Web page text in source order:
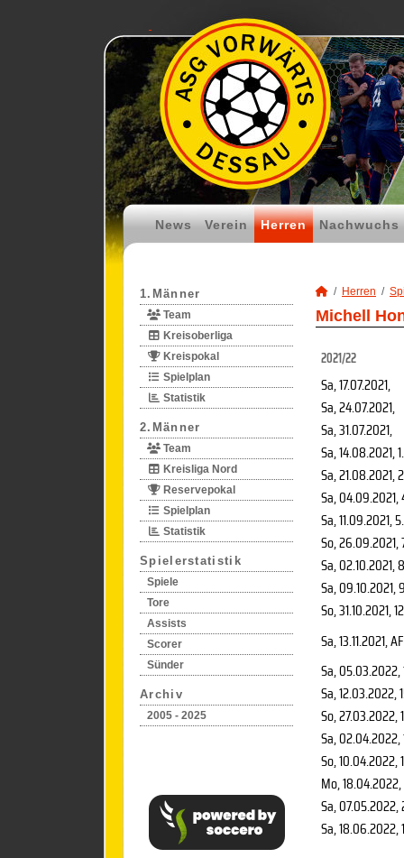
News Verein Herren Nachwuchs
1.Männer
Team
Kreisoberliga
Kreispokal
Spielplan
Statistik
2.Männer
Team
Kreisliga Nord
Reservepokal
Spielplan
Statistik
Spielerstatistik
Spiele
Tore
Assists
Scorer
Sünder
Archiv
2005 - 2025
Herren
Michell
2021/22
Sa, 17.07.2021,
Sa, 24.07.2021,
Sa, 31.07.2021,
Sa, 14.08.2021,
Sa, 21.08.2021,
Sa, 04.09.2021,
Sa, 11.09.2021,
So, 26.09.2021,
Sa, 02.10.2021,
Sa, 09.10.2021,
So, 31.10.2021,
Sa, 13.11.2021, AF
Sa, 05.03.2022,
Sa, 12.03.2022,
So, 27.03.2022,
Sa, 02.04.2022,
So, 10.04.2022,
Mo, 18.04.2022,
Sa, 07.05.2022,
Sa, 18.06.2022,